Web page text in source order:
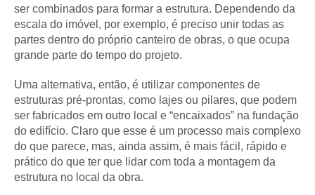
ser combinados para formar a estrutura. Dependendo da
escala do imóvel, por exemplo, é preciso unir todas as
partes dentro do próprio canteiro de obras, o que ocupa
grande parte do tempo do projeto.
Uma alternativa, então, é utilizar componentes de
estruturas pré-prontas, como lajes ou pilares, que podem
ser fabricados em outro local e “encaixados” na fundação
do edifício. Claro que esse é um processo mais complexo
do que parece, mas, ainda assim, é mais fácil, rápido e
prático do que ter que lidar com toda a montagem da
estrutura no local da obra.